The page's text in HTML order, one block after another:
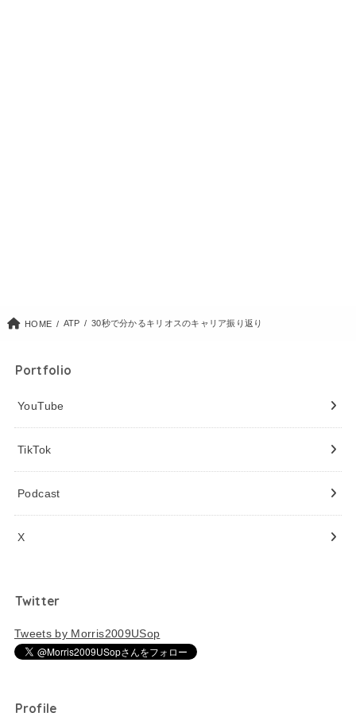
HOME ATP 30秒で分かるキリオスのキャリア振り返り
Portfolio
YouTube
TikTok
Podcast
X
Twitter
Tweets by Morris2009USop
Profile